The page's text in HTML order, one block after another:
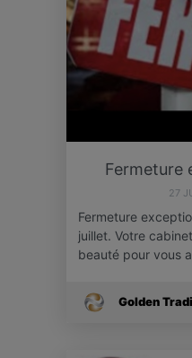
Fermeture
27
Fermeture
juillet. Votre
beauté pour vous
Golden